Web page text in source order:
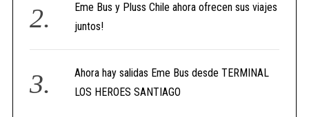
Eme Bus y Pluss Chile ahora ofrecen sus viajes
juntos!
Ahora hay salidas Eme Bus desde TERMINAL
LOS HEROES SANTIAGO